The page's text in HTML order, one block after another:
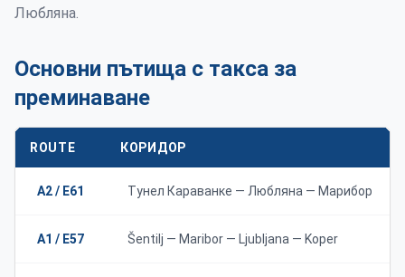
Любляна.
Основни пътища с такса за
преминаване
ROUTE КОРИДОР
A2 / E61 Тунел Караванке — Любляна — Марибор
A1 / E57 Šentilj — Maribor — Ljubljana — Koper